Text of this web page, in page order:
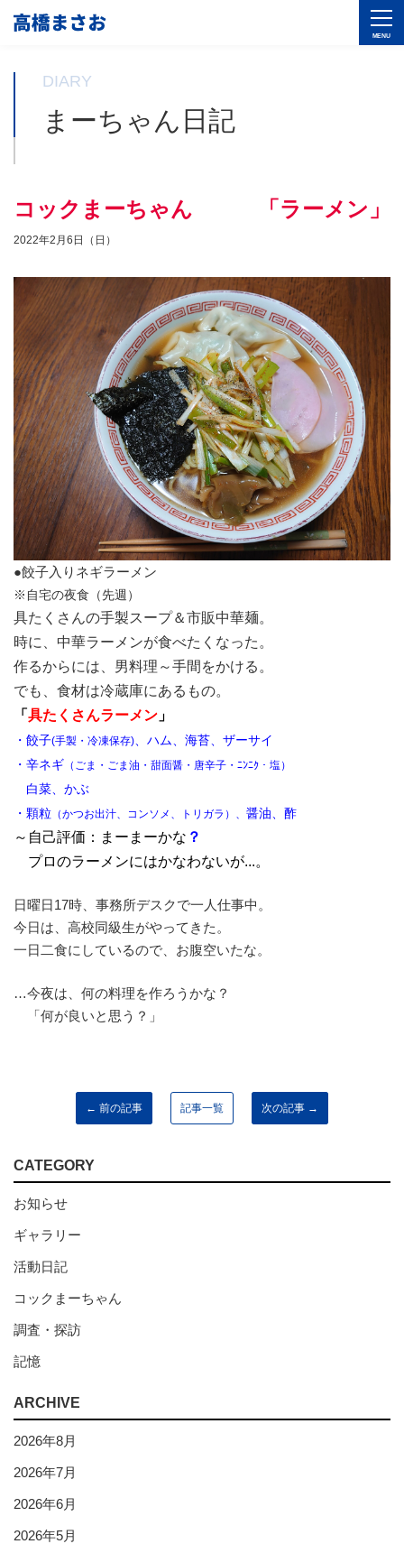
DIARY
まーちゃん日記
コックまーちゃん 「ラーメン」
2022年2月6日（日）
●餃子入りネギラーメン
※自宅の夜食（先週）
具たくさんの手製スープ＆市販中華麺。
時に、中華ラーメンが食べたくなった。
作るからには、男料理～手間をかける。
でも、食材は冷蔵庫にあるもの。
「 具たくさんラーメン 」
・餃子(手製・冷凍保存) 、ハム、海苔、ザーサイ
・辛ネギ （ごま・ごま油・甜面醤・唐辛子・ﾆﾝﾆｸ・塩）
白菜、かぶ
・顆粒 （かつお出汁、コンソメ、トリガラ）、 醤油、酢
～自己評価：まーまーかな ？
プロのラーメンにはかなわないが...。
日曜日17時、事務所デスクで一人仕事中。
今日は、高校同級生がやってきた。
一日二食にしているので、お腹空いたな。
…今夜は、何の料理を作ろうかな？
「何が良いと思う？」
← 前の記事 記事一覧 次の記事 →
CATEGORY
お知らせ
ギャラリー
活動日記
コックまーちゃん
調査・探訪
記憶
ARCHIVE
2026年8月
2026年7月
2026年6月
2026年5月